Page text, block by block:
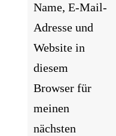
Name, E-Mail-
Adresse und
Website in
diesem
Browser für
meinen
nächsten